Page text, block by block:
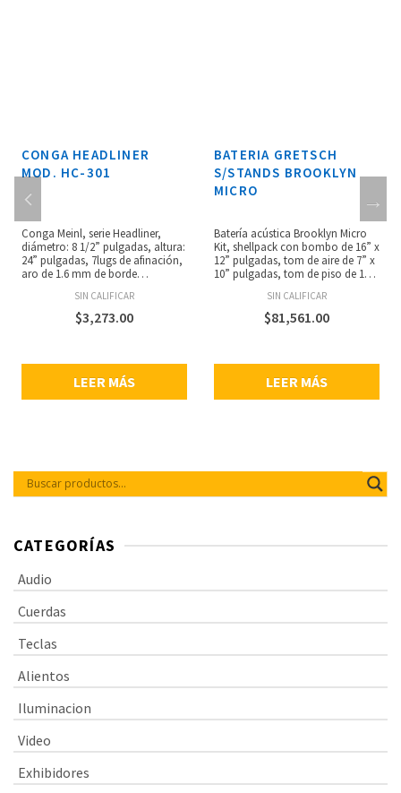
CONGA HEADLINER
MOD. HC-301
Conga Meinl, serie Headliner,
diámetro: 8 1/2” pulgadas, altura:
24” pulgadas, 7lugs de afinación,
aro de 1.6 mm de borde
recubrimiento en polvo negro,
fabricada con fibra de vidrio,
incluye correa de nylon y llavede
SIN CALIFICAR
$3,273.00
LEER MÁS
BATERIA GRETSCH
S/STANDS BROOKLYN
MICRO
Batería acústica Brooklyn Micro
Kit, shellpack con bombo de 16” x
12” pulgadas, tom de aire de 7” x
10” pulgadas, tom de piso de 12”
4.5” pulgadas y tom holder, 6
capas de poplar/maple, bordes
de 30 grados, aros double-flanged
hardware ni platillos.
SIN CALIFICAR
$81,561.00
LEER MÁS
CATEGORÍAS
Audio
Cuerdas
Teclas
Alientos
Iluminacion
Video
Exhibidores